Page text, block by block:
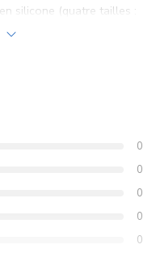
silicone (quatre tailles :
C, DocumentationAirPods
silicone (quatre tailles :
0
0
0
0
0